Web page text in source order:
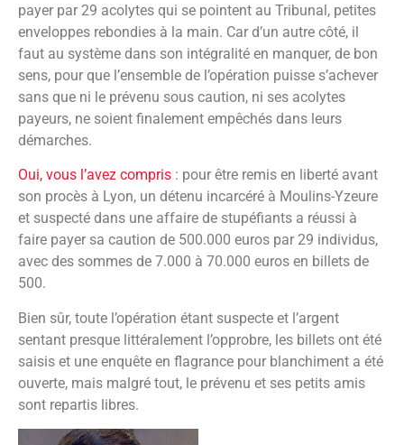
payer par 29 acolytes qui se pointent au Tribunal, petites
enveloppes rebondies à la main. Car d’un autre côté, il
faut au système dans son intégralité en manquer, de bon
sens, pour que l’ensemble de l’opération puisse s’achever
sans que ni le prévenu sous caution, ni ses acolytes
payeurs, ne soient finalement empêchés dans leurs
démarches.
Oui, vous l’avez compris : pour être remis en liberté avant
son procès à Lyon, un détenu incarcéré à Moulins-Yzeure
et suspecté dans une affaire de stupéfiants a réussi à
faire payer sa caution de 500.000 euros par 29 individus,
avec des sommes de 7.000 à 70.000 euros en billets de
500.
Bien sûr, toute l’opération étant suspecte et l’argent
sentant presque littéralement l’opprobre, les billets ont été
saisis et une enquête en flagrance pour blanchiment a été
ouverte, mais malgré tout, le prévenu et ses petits amis
sont repartis libres.